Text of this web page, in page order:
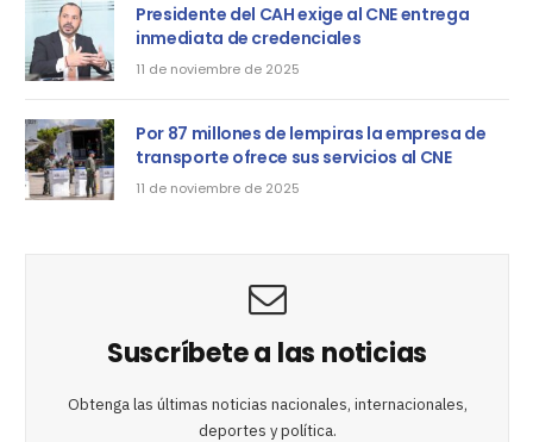
Presidente del CAH exige al CNE entrega
inmediata de credenciales
11 de noviembre de 2025
Por 87 millones de lempiras la empresa de
transporte ofrece sus servicios al CNE
11 de noviembre de 2025
Suscríbete a las noticias
Obtenga las últimas noticias nacionales, internacionales,
deportes y política.